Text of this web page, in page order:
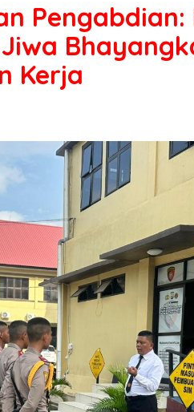
Pengabdian:
Kerja